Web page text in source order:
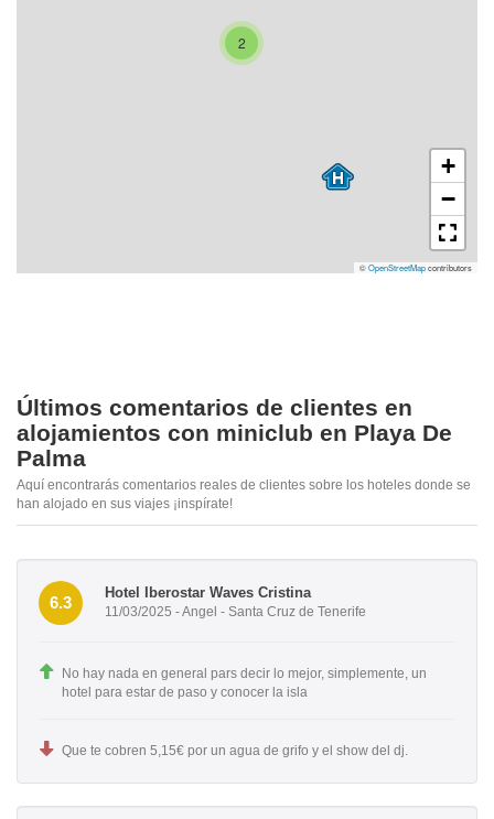
2
+
−
©OpenStreetMapcontributors
Últimos comentarios de clientes en
alojamientos con miniclub en Playa De
Palma
Aquí encontrarás comentarios reales de clientes sobre los hoteles donde se
han alojado en sus viajes ¡inspírate!
6.3
Hotel Iberostar Waves Cristina
11/03/2025 - Angel - Santa Cruz de Tenerife
No hay nada en general pars decir lo mejor, simplemente, un
hotel para estar de paso y conocer la isla
Que te cobren 5,15€ por un agua de grifo y el show del dj.